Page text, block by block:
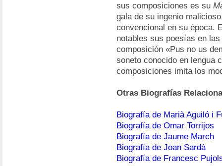
sus composiciones es su
gala de su ingenio
convencional en su época.
notables sus poesías en
composición «Pus no us
soneto conocido en lengua
composiciones imita los
Otras Biografías
Biografía de Marià Aguiló i
Biografía de Omar Torrijos
Biografía de Jaume March
Biografía de Joan Sardà
Biografía de Francesc